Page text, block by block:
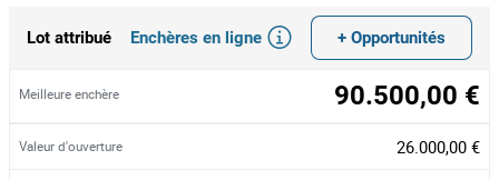
Lot attribué Enchères en ligne + Opportunités
Meilleure enchère 90.500,00 €
Valeur d'ouverture 26.000,00 €